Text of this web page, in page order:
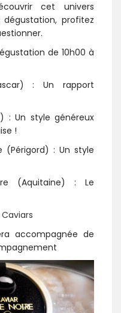
cet univers
profitez
de 10h00 à
: Un rapport
: Un style généreux
!
(Périgord) : Un style
(Aquitaine) : Le
accompagnée de